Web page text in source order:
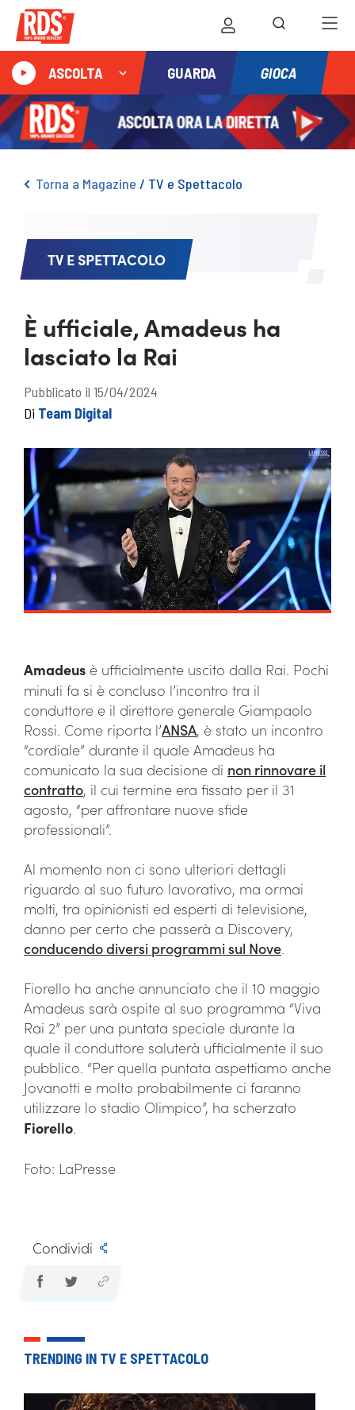
ASCOLTA GUARDA GIOCA
Torna a Magazine / TV e Spettacolo
TV E SPETTACOLO
È ufficiale, Amadeus ha
lasciato la Rai
Pubblicato il 15/04/2024
Di Team Digital
Amadeus è ufficialmente uscito dalla Rai. Pochi
minuti fa si è concluso l’incontro tra il
conduttore e il direttore generale Giampaolo
Rossi. Come riporta l’ANSA, è stato un incontro
“cordiale” durante il quale Amadeus ha
comunicato la sua decisione di non rinnovare il
contratto, il cui termine era fissato per il 31
agosto, “per affrontare nuove sfide
professionali”.
Al momento non ci sono ulteriori dettagli
riguardo al suo futuro lavorativo, ma ormai
molti, tra opinionisti ed esperti di televisione,
danno per certo che passerà a Discovery,
conducendo diversi programmi sul Nove.
Fiorello ha anche annunciato che il 10 maggio
Amadeus sarà ospite al suo programma “Viva
Rai 2” per una puntata speciale durante la
quale il conduttore saluterà ufficialmente il suo
pubblico. “Per quella puntata aspettiamo anche
Jovanotti e molto probabilmente ci faranno
utilizzare lo stadio Olimpico”, ha scherzato
Fiorello.
Foto: LaPresse
Condividi
TRENDING IN TV E SPETTACOLO